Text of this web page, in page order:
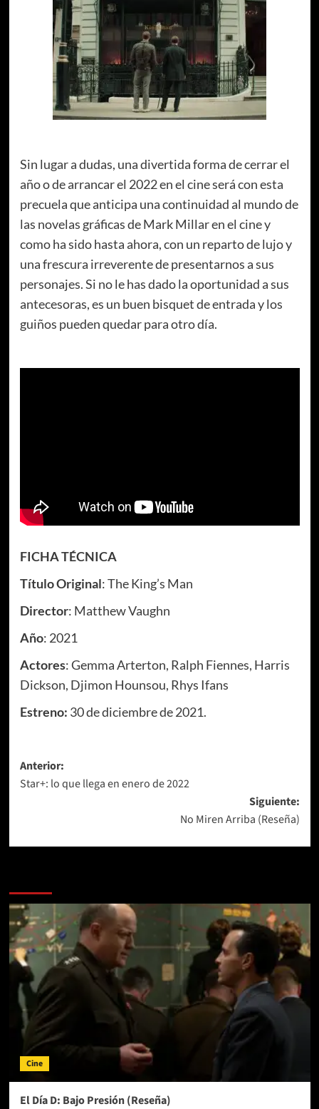
Sin lugar a dudas, una divertida forma de cerrar el
año o de arrancar el 2022 en el cine será con esta
precuela que anticipa una continuidad al mundo de
las novelas gráficas de Mark Millar en el cine y
como ha sido hasta ahora, con un reparto de lujo y
una frescura irreverente de presentarnos a sus
personajes. Si no le has dado la oportunidad a sus
antecesoras, es un buen bisquet de entrada y los
guiños pueden quedar para otro día.
FICHA TÉCNICA
Título Original: The King’s Man
Director: Matthew Vaughn
Año: 2021
Actores: Gemma Arterton, Ralph Fiennes, Harris
Dickson, Djimon Hounsou, Rhys Ifans
Estreno: 30 de diciembre de 2021.
Navegación
de
Anterior:
Star+: lo que llega en enero de 2022
Siguiente:
No Miren Arriba (Reseña)
Cine
El Día D: Bajo Presión (Reseña)